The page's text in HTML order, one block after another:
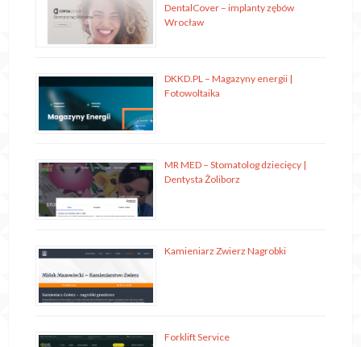
DentalCover – implanty zębów
Wrocław
DKKD.PL – Magazyny energii |
Fotowoltaika
MR MED – Stomatolog dziecięcy |
Dentysta Żoliborz
Kamieniarz Zwierz Nagrobki
Forklift Service